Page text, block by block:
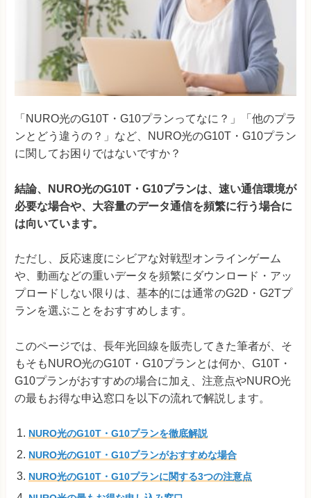
「NURO光のG10T・G10プランってなに？」「他のプラ
ンとどう違うの？」など、NURO光のG10T・G10プラン
に関してお困りではないですか？
結論、NURO光のG10T・G10プランは、速い通信環境が
必要な場合や、大容量のデータ通信を頻繁に行う場合に
は向いています。
ただし、反応速度にシビアな対戦型オンラインゲーム
や、動画などの重いデータを頻繁にダウンロード・アッ
プロードしない限りは、基本的には通常のG2D・G2Tプ
ランを選ぶことをおすすめします。
このページでは、長年光回線を販売してきた筆者が、そ
もそもNURO光のG10T・G10プランとは何か、G10T・
G10プランがおすすめの場合に加え、注意点やNURO光
の最もお得な申込窓口を以下の流れで解説します。
NURO光のG10T・G10プランを徹底解説
NURO光のG10T・G10プランがおすすめな場合
NURO光のG10T・G10プランに関する3つの注意点